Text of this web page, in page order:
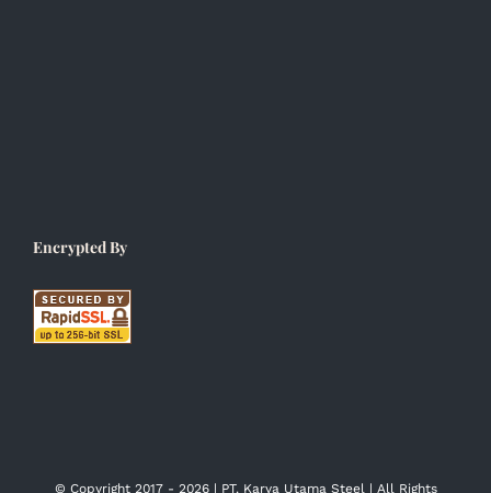
Encrypted By
© Copyright 2017 - 2026 | PT. Karya Utama Steel | All Rights